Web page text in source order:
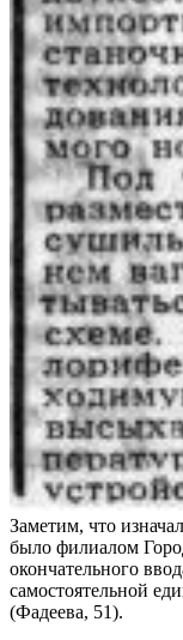
Заметим, что
было филиалом
окончательного
самостоятельной
(Фадеева, 51).